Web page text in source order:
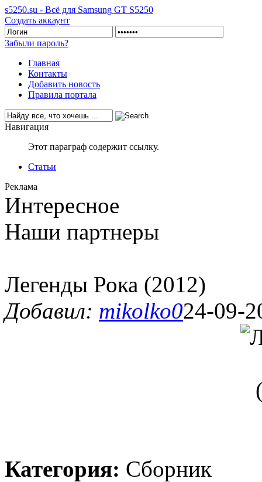
s5250.su - Всё для Samsung GT S5250
Создать аккаунт
Забыли пароль?
Главная
Контакты
Добавить новость
Правила портала
Навигация
Этот параграф содержит ссылку.
Статьи
Реклама
Интересное
Наши партнеры
Легенды Рока (2012)
Добавил: mikolko024-09-
Категория: Сборник